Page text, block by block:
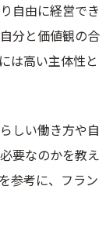
自由に経営でき
分と価値観の合
は高い主体性と
しい働き方や自
要なのかを教え
参考に、フラン